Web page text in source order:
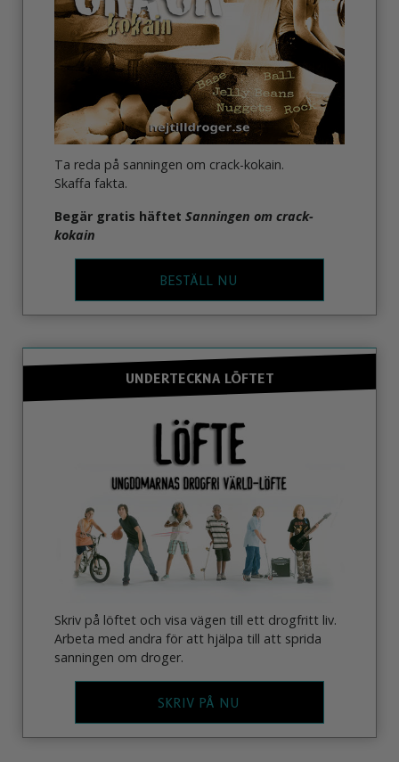
Ta reda på sanningen om crack-kokain.
Skaffa fakta.
Begär gratis häftet Sanningen om crack-
kokain
BESTÄLL NU
UNDERTECKNA LÖFTET
Skriv på löftet och visa vägen till ett drogfritt liv.
Arbeta med andra för att hjälpa till att sprida
sanningen om droger.
SKRIV PÅ NU